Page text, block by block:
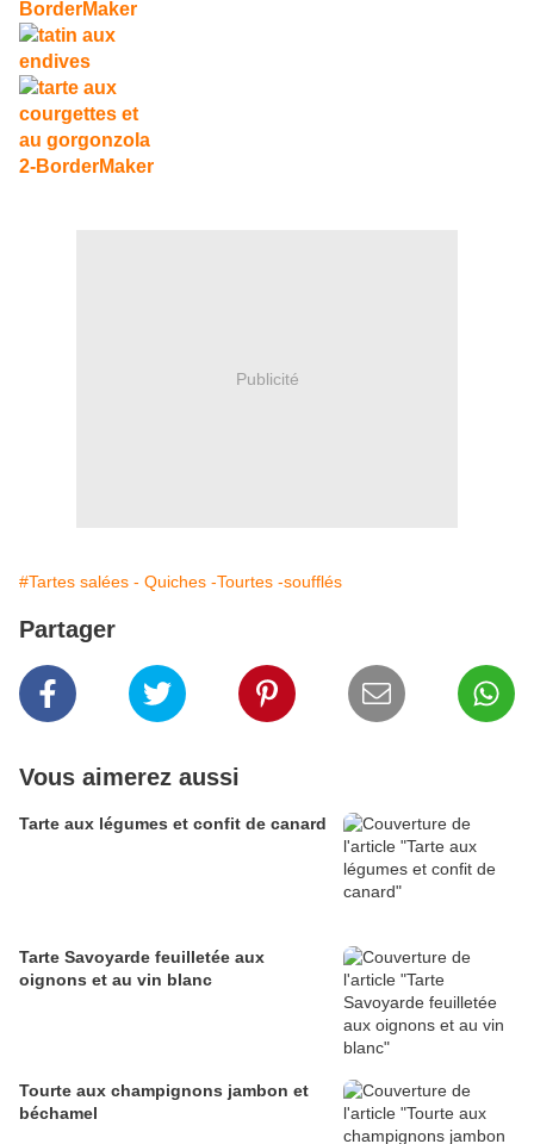
Publicité
#Tartes salées - Quiches -Tourtes -soufflés
Partager
Vous aimerez aussi
Tarte aux légumes et confit de canard
Tarte Savoyarde feuilletée aux
oignons et au vin blanc
Tourte aux champignons jambon et
béchamel